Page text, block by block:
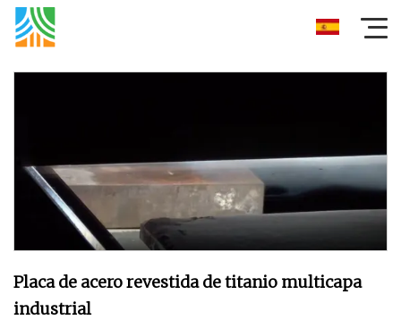
Placa de acero revestida de titanio multicapa
industrial